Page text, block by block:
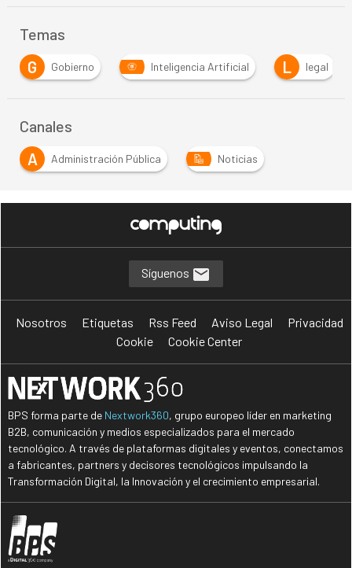
Temas
Inteligencia Artificial L legal R Redes
Canales
A
Administración Pública Noticias
Síguenos
Nosotros Etiquetas Rss Feed Aviso Legal
Privacidad
Cookie
Cookie Center
BPS forma parte de Nextwork360, grupo europeo líder en marketing
B2B, comunicación y medios especializados para el mercado
tecnológico. A través de plataformas digitales y eventos, conectamos
a fabricantes, partners y decisores tecnológicos impulsando la
Transformación Digital, la Innovación y el crecimiento empresarial.